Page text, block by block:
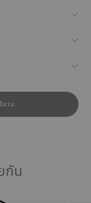
งาน
กัน